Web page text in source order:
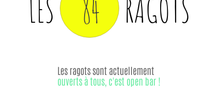
LES RAGOTS
Les ragots sont actuellement
ouverts à tous, c'est open bar !